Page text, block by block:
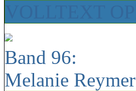
Band 96:
Melanie Reymer